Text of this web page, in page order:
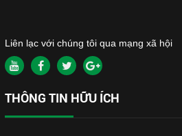
Liên lạc với chúng tôi qua mạng xã hội
THÔNG TIN HỮU ÍCH